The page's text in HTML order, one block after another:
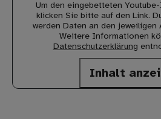
Um den eingebetteten
klicken Sie bitte auf den Link.
werden Daten an den jeweiligen
Weitere Informationen
Datenschutzerklärung
Inhalt